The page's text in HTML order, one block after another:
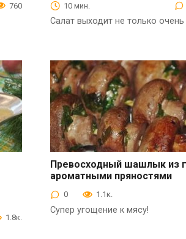
760 10 мин.
Салат выходит не только
1.8к.
Закуски
Превосходный шашлык из
ароматными пряностями
0 1.1к.
Супер угощение к мясу!